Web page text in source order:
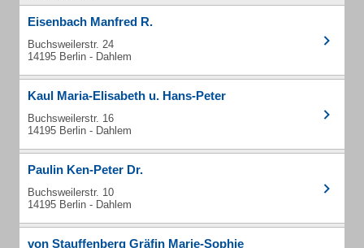
Eisenbach Manfred R.
Buchsweilerstr. 24
14195 Berlin - Dahlem
Kaul Maria-Elisabeth u. Hans-Peter
Buchsweilerstr. 16
14195 Berlin - Dahlem
Paulin Ken-Peter Dr.
Buchsweilerstr. 10
14195 Berlin - Dahlem
von Stauffenberg Gräfin Marie-Sophie